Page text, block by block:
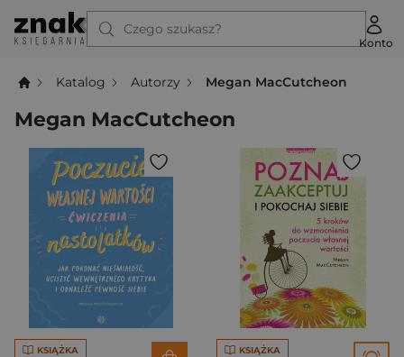
Czego szukasz?
Konto
Katalog Autorzy Megan MacCutcheon
Megan MacCutcheon
KSIĄŻKA KSIĄŻKA